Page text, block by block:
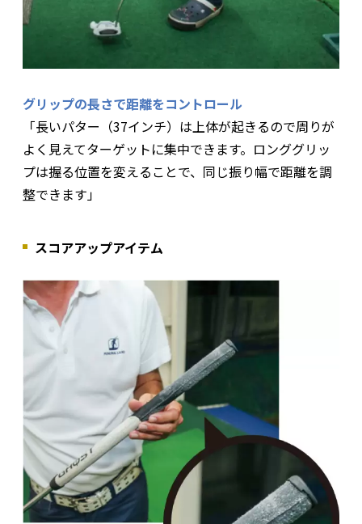
グリップの長さで距離をコントロール
「長いパター（37インチ）は上体が起きるので周りが
よく見えてターゲットに集中できます。ロンググリッ
プは握る位置を変えることで、同じ振り幅で距離を調
整できます」
スコアアップアイテム